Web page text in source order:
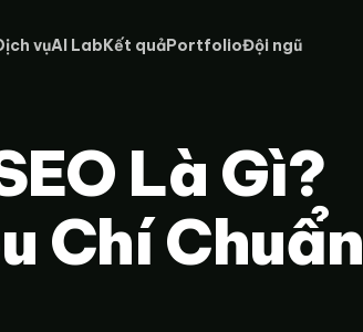
vụAI LabKết quảPortfolioĐội ngũ
Là Gì?
Chí Chuẩn